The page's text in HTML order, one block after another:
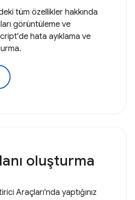
tüm özellikler hakkında
görüntüleme ve
hata ayıklama ve
oluşturma
Araçları'nda yaptığınız